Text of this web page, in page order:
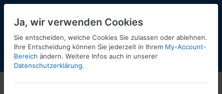
Menü Anmelden Shopaktualisierung
Ja, wir verwenden Cookies
Sie entscheiden, welche Cookies Sie zulassen oder ablehnen.
Ihre Entscheidung können Sie jederzeit in Ihrem My-Account-
Bereich ändern. Weitere Infos auch in unserer
Datenschutzerklärung.